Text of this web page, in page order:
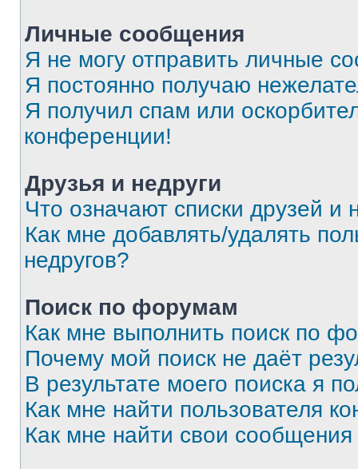
Личные сообщения
Я не могу отправить личные
Я постоянно получаю
Я получил спам или
конференции!
Друзья и недруги
Что означают списки друзей и
Как мне добавлять/удалять
недругов?
Поиск по форумам
Как мне выполнить поиск по
Почему мой поиск не даёт
В результате моего поиска я
Как мне найти пользователя
Как мне найти свои